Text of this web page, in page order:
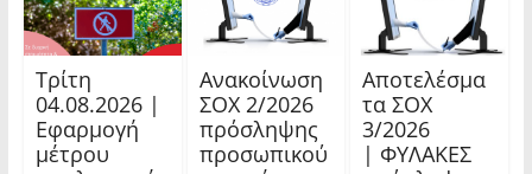
Τρίτη
04.08.2026 |
Εφαρμογή
μέτρου
Ανακοίνωση
ΣΟΧ 2/2026
πρόσληψης
προσωπικού
Αποτελέσμα
τα ΣΟΧ
3/2026
| ΦΥΛΑΚΕΣ